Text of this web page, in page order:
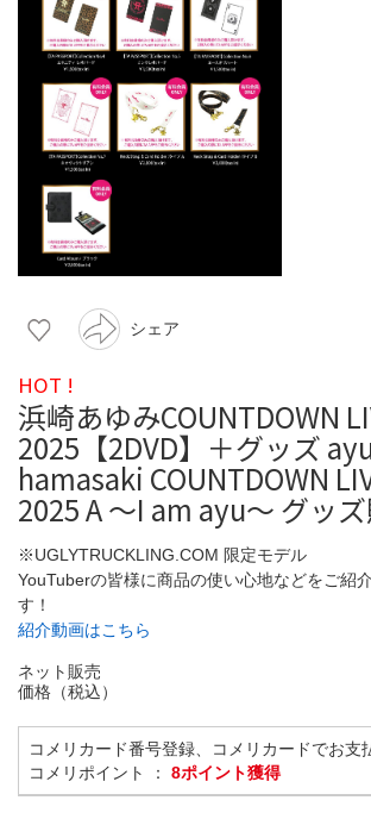
シェア
HOT !
浜崎あゆみCOUNTDOWN
2025【2DVD】＋グッズ
hamasaki COUNTDOWN
2025 A ～I am ayu～ グッ
※UGLYTRUCKLING.COM 限定モデル
YouTuberの皆様に商品の使い心地などをご紹
す！
紹介動画はこちら
ネット販売
価格（税込）
コメリカード番号登録、コメリカードでお支
コメリポイント ： 8ポイント獲得